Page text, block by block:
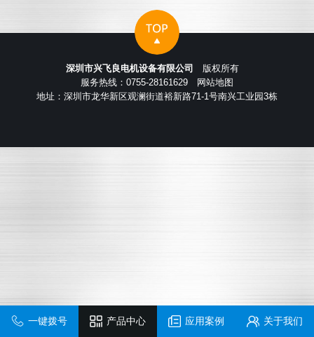
深圳市兴飞良电机设备有限公司
版权所有
服务热线：0755-28161629
网站地图
地址：深圳市龙华新区观澜街道裕新路71-1号南兴工业园3栋
一键拨号 产品中心 应用案例 关于我们